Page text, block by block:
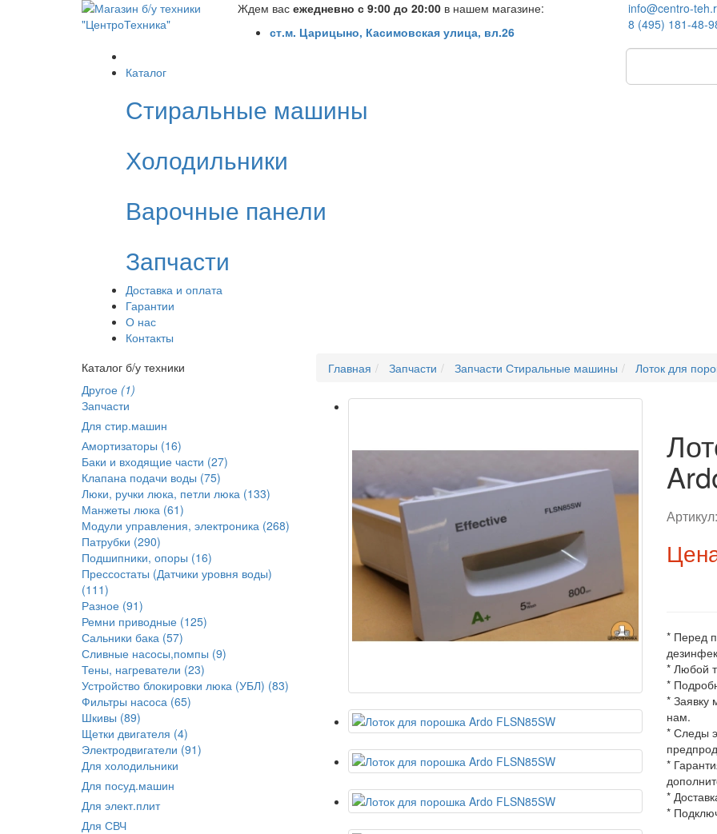
Ждем вас ежедневно с 9:00 до 20:00 в нашем магазине:
ст.м. Царицыно, Касимовская улица, вл.26
info@centro-
8 (495) 181-48-
Каталог
Стиральные машины
Холодильники
Варочные панели
Запчасти
Доставка и оплата
Гарантии
О нас
Контакты
Каталог б/у техники
Другое (1)
Запчасти
Для стир.машин
Амортизаторы (16)
Баки и входящие части (27)
Клапана подачи воды (75)
Люки, ручки люка, петли люка (133)
Манжеты люка (61)
Модули управления, электроника (268)
Патрубки (290)
Подшипники, опоры (16)
Прессостаты (Датчики уровня воды)
(111)
Разное (91)
Ремни приводные (125)
Сальники бака (57)
Сливные насосы,помпы (9)
Тены, нагреватели (23)
Устройство блокировки люка (УБЛ) (83)
Фильтры насоса (65)
Шкивы (89)
Щетки двигателя (4)
Электродвигатели (91)
Для холодильники
Для посуд.машин
Для элект.плит
Для СВЧ
Главная Запчасти Запчасти Стиральные машины Лоток для
* Перед
* Любой
*
* Заявку
нам.
* Следы
*
*
*